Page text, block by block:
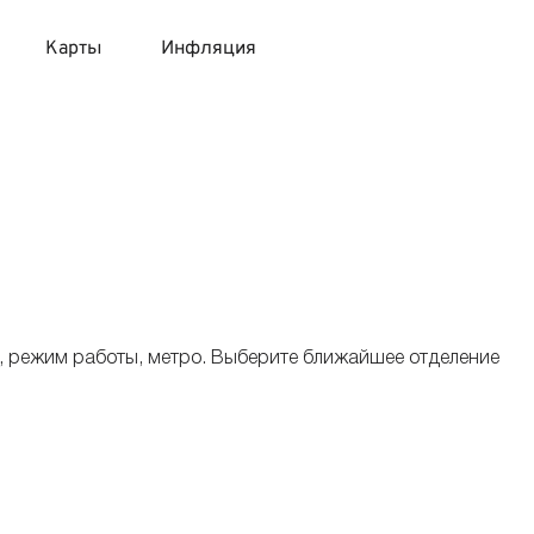
Карты
с доставкой на дом
с моментальным решением
Инфляция
работы, метро. Выберите ближайшее отделение